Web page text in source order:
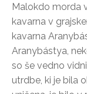
Malokdo morda
kavarna v
kavarna
Aranybástya,
so še vedno
utrdbe, ki je bila